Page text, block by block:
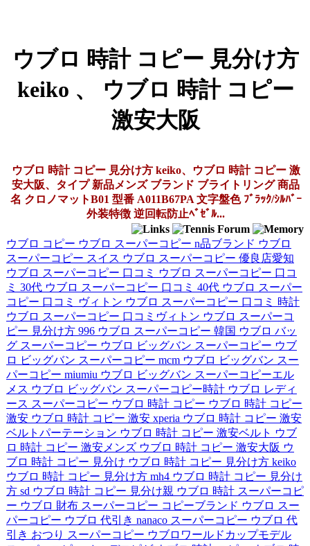
ウブロ 時計 コピー 見分け方
keiko 、 ウブロ 時計 コピー
激安大阪
ウブロ 時計 コピー 見分け方 keiko、ウブロ 時計 コピー 激
安大阪、タイプ 新品メンズ ブランド ブライトリング 商品
名 クロノマットB01 型番 A011B67PA 文字盤色 ﾌﾞﾗｯｸ/ｼﾙﾊﾞｰ
外装特徴 逆回転防止ﾍﾞｾﾞﾙ...
ウブロ コピー ウブロ スーパーコピー n品ブランド ウブロ
スーパーコピー スイス ウブロ スーパーコピー 優良店愛知
ウブロ スーパーコピー 口コミ
ウブロ スーパーコピー 口コ
ミ 30代 ウブロ スーパーコピー 口コミ 40代 ウブロ スーパー
コピー 口コミ ヴィトン ウブロ スーパーコピー 口コミ 時計
ウブロ スーパーコピー 口コミヴィトン ウブロ スーパーコ
ピー 見分け方 996 ウブロ スーパーコピー 韓国 ウブロ バッ
グ スーパーコピー ウブロ ビッグバン スーパーコピー ウブ
ロ ビッグバン スーパーコピー mcm ウブロ ビッグバン スー
パーコピー miumiu ウブロ ビッグバン スーパーコピーエル
メス ウブロ ビッグバン スーパーコピー時計 ウブロ レディ
ース スーパーコピー ウブロ 時計 コピー ウブロ 時計 コピー
激安 ウブロ 時計 コピー 激安 xperia ウブロ 時計 コピー 激安
ベルトパーテーション ウブロ 時計 コピー 激安ベルト ウブ
ロ 時計 コピー 激安メンズ ウブロ 時計 コピー 激安大阪 ウ
ブロ 時計 コピー 見分け ウブロ 時計 コピー 見分け方 keiko
ウブロ 時計 コピー 見分け方 mh4 ウブロ 時計 コピー 見分け
方 sd ウブロ 時計 コピー 見分け親 ウブロ 時計 スーパーコピ
ー ウブロ 財布 スーパーコピー コピーブランド ウブロ スー
パーコピー ウブロ 代引き nanaco スーパーコピー ウブロ 代
引き おつり スーパーコピー ウブロワールドカップモデル